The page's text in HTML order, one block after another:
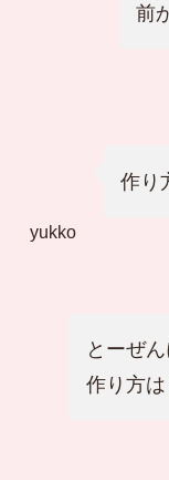
前
yukko
作り
とーぜ
作り方